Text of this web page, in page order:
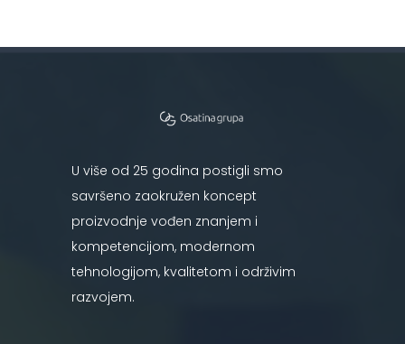
U više od 25 godina postigli smo
savršeno zaokružen koncept
proizvodnje vođen znanjem i
kompetencijom, modernom
tehnologijom, kvalitetom i održivim
razvojem.